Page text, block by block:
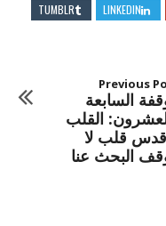
LINKEDIN
TUMBLR
Previous
السابعة
القلب
قلب لا
البحث عنا